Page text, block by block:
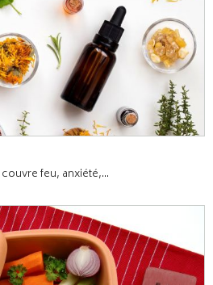
feu, anxiété,...